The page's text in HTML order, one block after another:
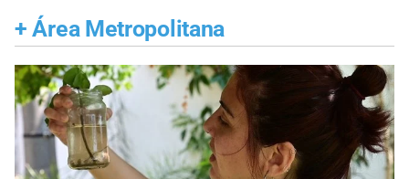
+ Área Metropolitana